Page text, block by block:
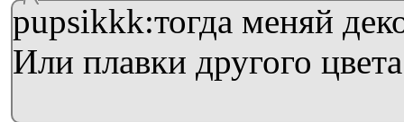
pupsikkk:тогда меняй
Или плавки другого